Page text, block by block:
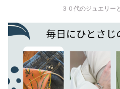
３０代のジュエリー